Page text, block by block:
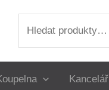
Kancelář